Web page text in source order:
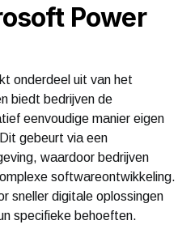
Power
onderdeel uit van het
biedt bedrijven de
eenvoudige manier eigen
gebeurt via een
waardoor bedrijven
softwareontwikkeling.
sneller digitale oplossingen
specifieke behoeften.